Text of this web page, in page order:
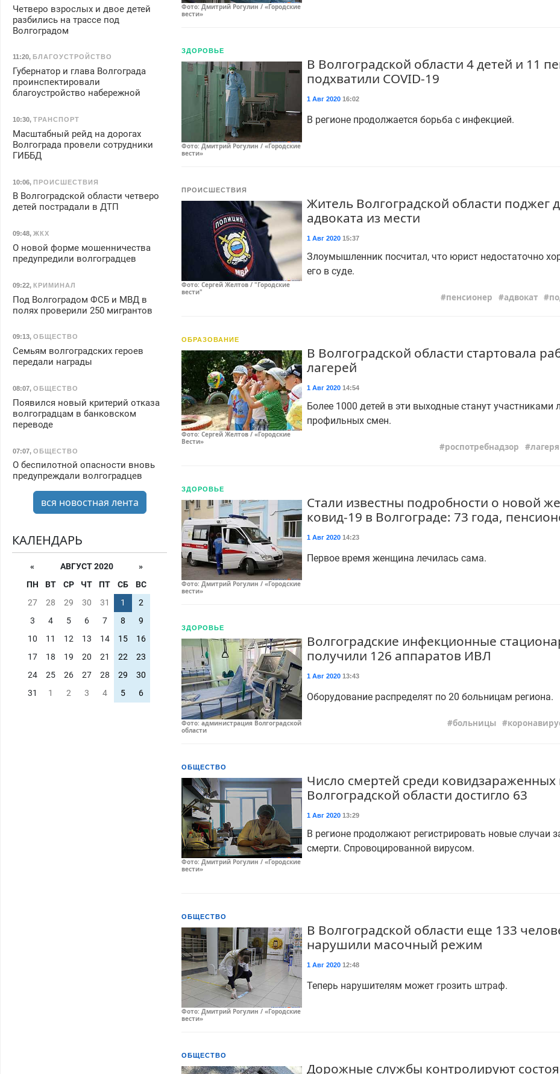
Фото: Дмитрий Рогулин / «Городские
вести»
ЗДОРОВЬЕ
Фото: Дмитрий Рогулин / «Городские
вести»
В Волгоградской области 4 детей и 11
подхватили COVID-19
1 Авг 2020 16:02
В регионе продолжается борьба с инфекцией.
ПРОИСШЕСТВИЯ
Фото: Сергей Желтов / "Городские
вести"
Житель Волгоградской области поджег
адвоката из мести
1 Авг 2020 15:37
Злоумышленник посчитал, что юрист недостаточно
его в суде.
пенсионер адвокат
ОБРАЗОВАНИЕ
Фото: Сергей Желтов / «Городские
Вести»
В Волгоградской области стартовала
лагерей
1 Авг 2020 14:54
Более 1000 детей в эти выходные станут участниками
профильных смен.
роспотребнадзор лагеря
ЗДОРОВЬЕ
Фото: Дмитрий Рогулин / «Городские
вести»
Стали известны подробности о новой
ковид-19 в Волгограде: 73 года,
1 Авг 2020 14:23
Первое время женщина лечилась сама.
ЗДОРОВЬЕ
Фото: администрация Волгоградской
области
Волгоградские инфекционные
получили 126 аппаратов ИВЛ
1 Авг 2020 13:43
Оборудование распределят по 20 больницам региона.
больницы
ОБЩЕСТВО
Фото: Дмитрий Рогулин / «Городские
вести»
Число смертей среди ковидзараженных
Волгоградской области достигло 63
1 Авг 2020 13:29
В регионе продолжают регистрировать новые случаи
смерти. Спровоцированной вирусом.
ОБЩЕСТВО
Фото: Дмитрий Рогулин / «Городские
вести»
В Волгоградской области еще 133
нарушили масочный режим
1 Авг 2020 12:48
Теперь нарушителям может грозить штраф.
ОБЩЕСТВО
Дорожные службы контролируют
Четверо взрослых и двое детей
разбились на трассе под
Волгоградом
11:20, БЛАГОУСТРОЙСТВО
Губернатор и глава Волгограда
проинспектировали
благоустройство набережной
10:30, ТРАНСПОРТ
Масштабный рейд на дорогах
Волгограда провели сотрудники
ГИББД
10:06, ПРОИСШЕСТВИЯ
В Волгоградской области четверо
детей пострадали в ДТП
09:48, ЖКХ
О новой форме мошенничества
предупредили волгоградцев
09:22, КРИМИНАЛ
Под Волгоградом ФСБ и МВД в
полях проверили 250 мигрантов
09:13, ОБЩЕСТВО
Семьям волгоградских героев
передали награды
08:07, ОБЩЕСТВО
Появился новый критерий отказа
волгоградцам в банковском
переводе
07:07, ОБЩЕСТВО
О беспилотной опасности вновь
предупреждали волгоградцев
вся новостная лента
КАЛЕНДАРЬ
« АВГУСТ 2020
»
ПН
ВТ СР ЧТ ПТ СБ
ВС
27
28 29 30 31 1
2
3
4 5 6 7 8
9
10
11 12 13 14 15
16
17
18 19 20 21 22
23
24
25 26 27 28 29
30
31
1 2 3 4 5 6